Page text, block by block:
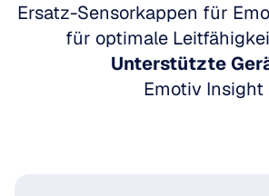
Ersatz-Sensorkappen für
für optimale
Unterstützte
Emotiv Insight